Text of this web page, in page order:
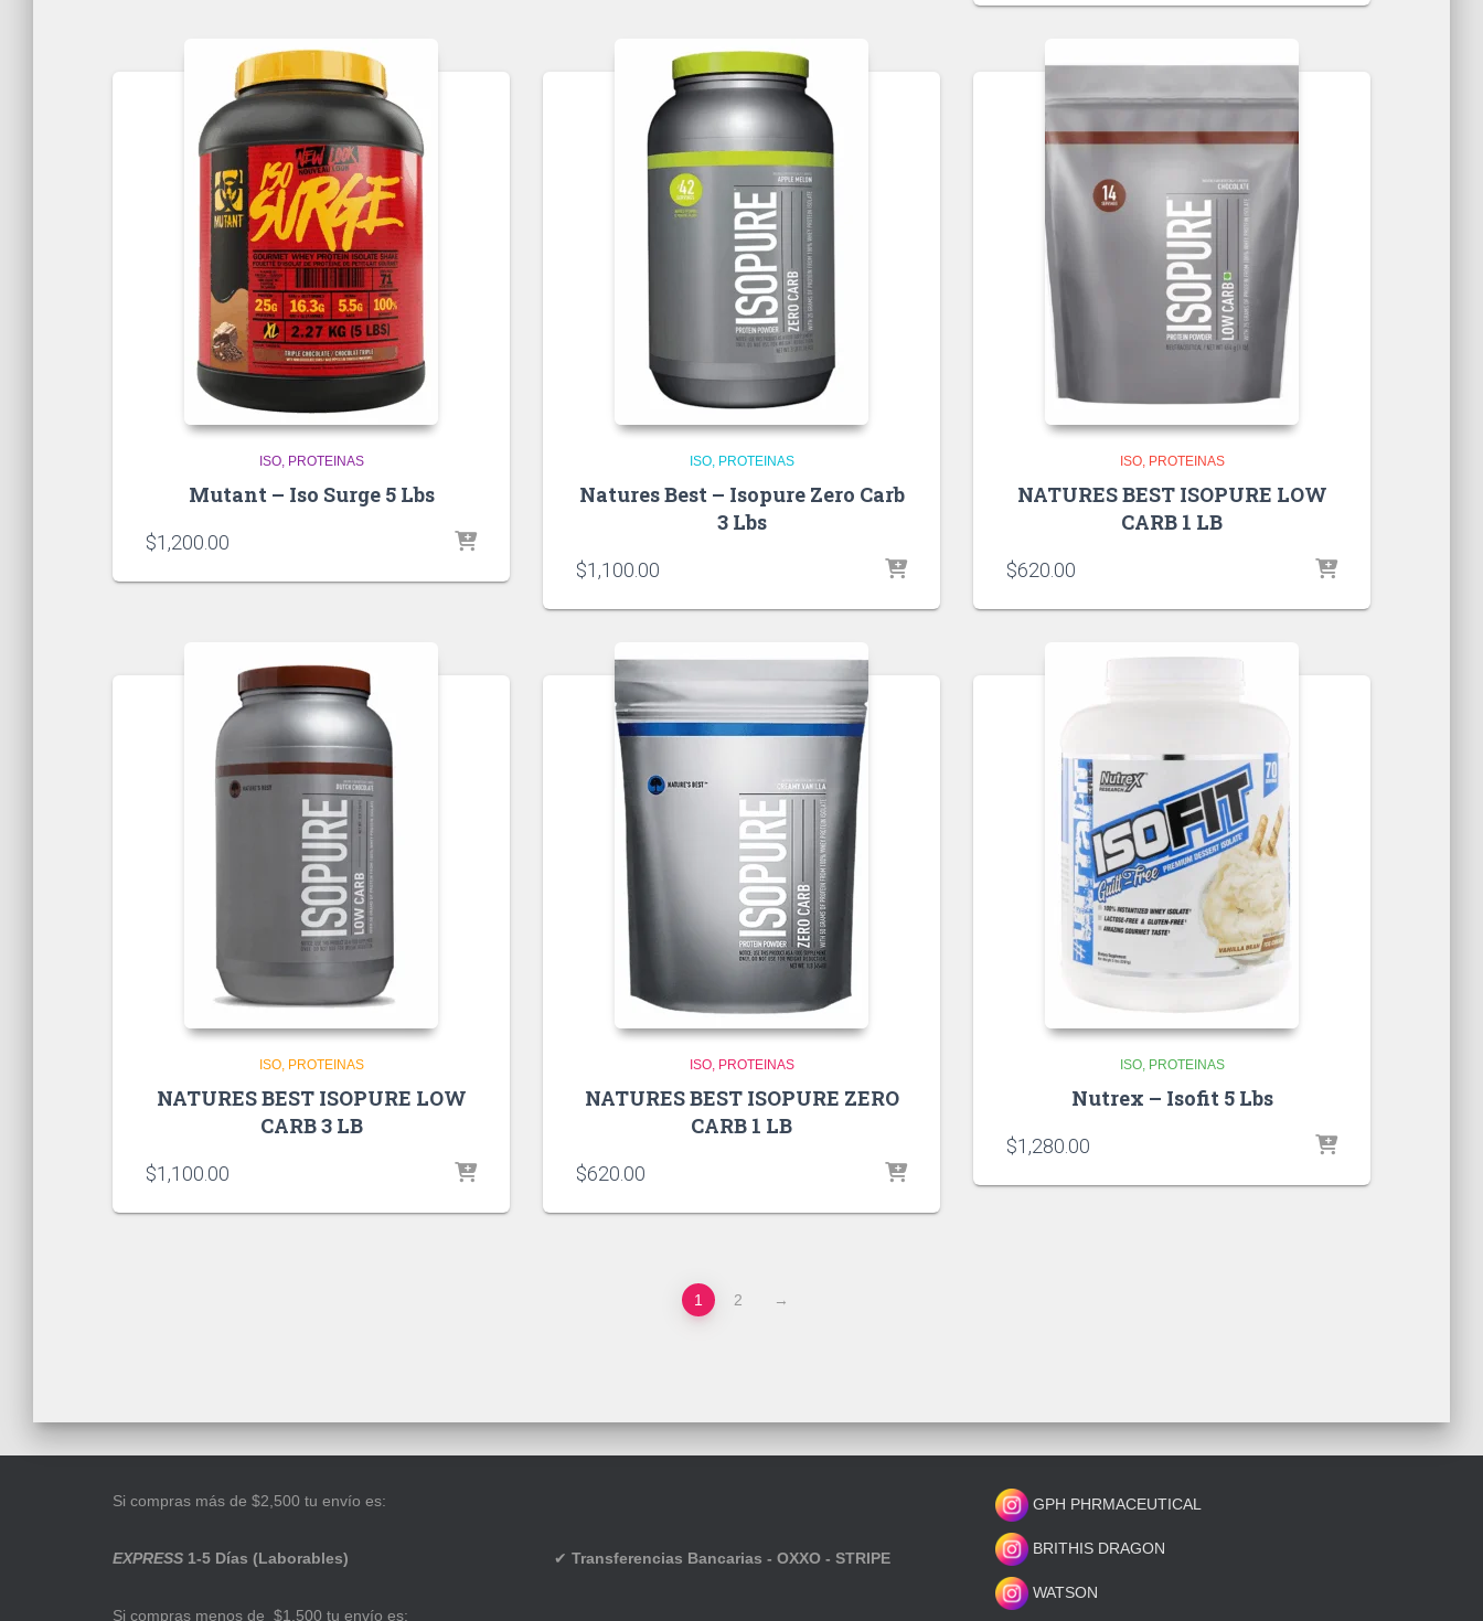
ISO PROTEINAS
Mutant – Iso Surge 5 Lbs
$1,200.00
ISO PROTEINAS
Natures Best – Isopure Zero Carb
3 Lbs
$1,100.00
ISO PROTEINAS
NATURES BEST ISOPURE LOW
CARB 1 LB
$620.00
ISO PROTEINAS
NATURES BEST ISOPURE LOW
CARB 3 LB
$1,100.00
ISO PROTEINAS
NATURES BEST ISOPURE ZERO
CARB 1 LB
$620.00
ISO PROTEINAS
Nutrex – Isofit 5 Lbs
$1,280.00
1 2 →
Si compras más de $2,500 tu envío es:
EXPRESS 1-5 Días (Laborables)
Si compras menos de $1,500 tu envío es:
✔ Transferencias Bancarias - OXXO - STRIPE
GPH PHRMACEUTICAL
BRITHIS DRAGON
WATSON